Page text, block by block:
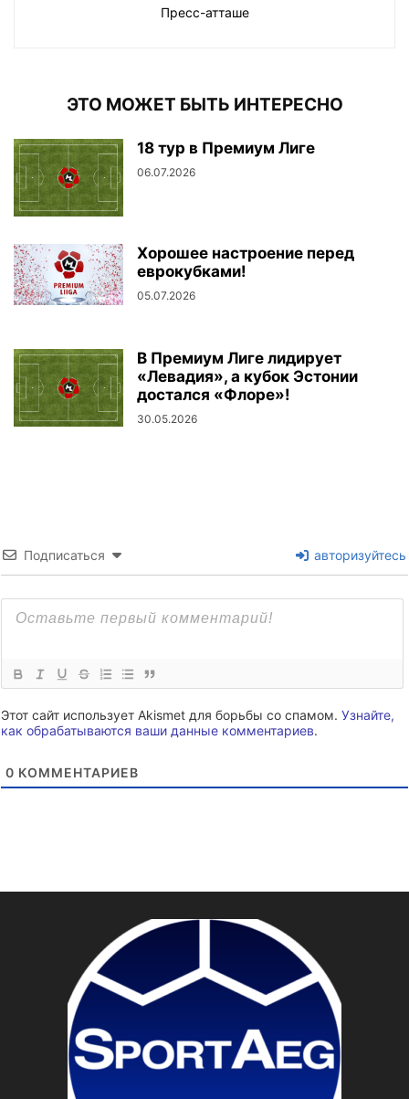
Пресс-атташе
ЭТО МОЖЕТ БЫТЬ ИНТЕРЕСНО
18 тур в Премиум Лиге
06.07.2026
Хорошее настроение перед
еврокубками!
05.07.2026
В Премиум Лиге лидирует
«Левадия», а кубок Эстонии
достался «Флоре»!
30.05.2026
Подписаться авторизуйтесь
Этот сайт использует Akismet для борьбы со спамом. Узнайте,
как обрабатываются ваши данные комментариев.
0 КОММЕНТАРИЕВ